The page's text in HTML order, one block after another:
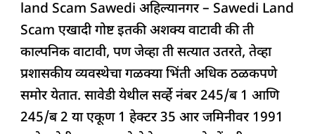
c
e
b
o
o
k
at
s
A
p
p
k
e
dI
n
re
a
d
s
e
g
ra
m
ar
e
land Scam Sawedi अहिल्यानगर – Sawedi Land
Scam एखादी गोष्ट इतकी अशक्य वाटावी की ती
काल्पनिक वाटावी, पण जेव्हा ती सत्यात उतरते, तेव्हा
प्रशासकीय व्यवस्थेचा गळक्या भिंती अधिक ठळकपणे
समोर येतात. सावेडी येथील सर्व्हे नंबर 245/ब 1 आणि
245/ब 2 या एकूण 1 हेक्टर 35 आर जमिनीवर 1991